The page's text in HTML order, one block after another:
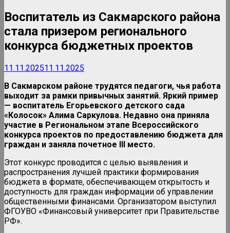
Воспитатель из Сакмарского района
стала призером регионального
конкурса бюджетных проектов
11.11.202511.11.2025
В Сакмарском районе трудятся педагоги, чья работа
выходит за рамки привычных занятий. Яркий пример
— воспитатель Егорьевского детского сада
«Колосок» Алима Саркулова. Недавно она приняла
участие в Региональном этапе Всероссийского
конкурса проектов по предоставлению бюджета для
граждан и заняла почетное III место.
Этот конкурс проводится с целью выявления и
распространения лучшей практики формирования
бюджета в формате, обеспечивающем открытость и
доступность для граждан информации об управлении
общественными финансами. Организатором выступил
ФГОУВО «Финансовый университет при Правительстве
РФ».